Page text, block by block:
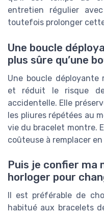
entretien régulier
toutefois prolonger
Une boucle
plus sûre qu’une
Une boucle
et réduit le risque
accidentelle. Elle
les pliures répétées au
vie du bracelet montre.
coûteuse à remplacer en
Puis je confier ma
horloger pour
Il est préférable de
habitué aux bracelets